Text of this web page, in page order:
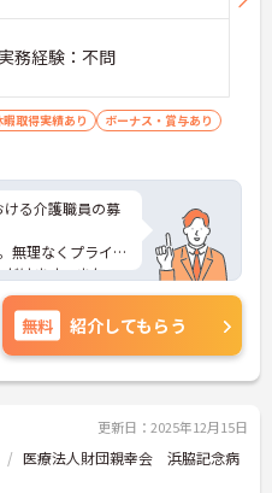
務経験：不問
取得実績あり
ボーナス・賞与あり
る介護職員の募
無理なくプライベ
けます。また、
になりません。
ントなど、さら
ご相談くださ
無料 紹介してもらう
更新日：2025年12月15日
医療法人財団親幸会 浜脇記念病